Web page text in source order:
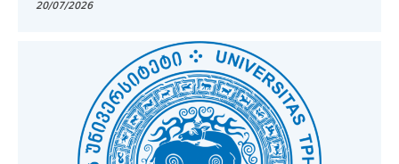
20/07/2026